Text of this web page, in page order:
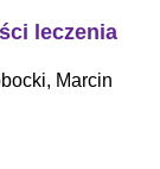
leczenia
Marcin